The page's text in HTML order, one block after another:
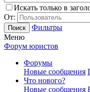
Искать только в
От:
Поиск
Фильтры
Меню
Форум юристов
Форумы
Новые сообщения
Что нового?
Новые сообщения